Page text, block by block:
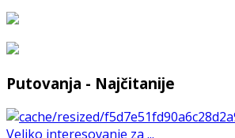
Putovanja - Najčitanije
Veliko interesovanje za ...